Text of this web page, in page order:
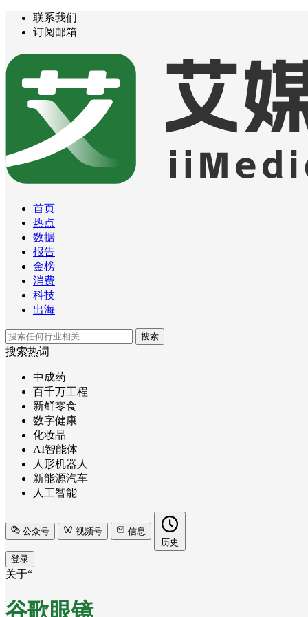
联系我们
订阅邮箱
首页
热点
数据
报告
金榜
消费
科技
出海
搜索
搜索热词
中成药
百千万工程
新鲜零食
数字健康
化妆品
AI智能体
人形机器人
新能源汽车
人工智能
公众号 视频号
信息
历史
登录
关于“
谷歌眼镜